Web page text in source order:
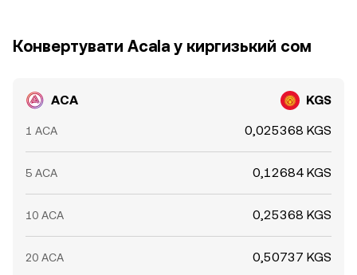
Конвертувати Acala у киргизький сом
ACA KGS
1 ACA 0,025368 KGS
5 ACA 0,12684 KGS
10 ACA 0,25368 KGS
20 ACA 0,50737 KGS